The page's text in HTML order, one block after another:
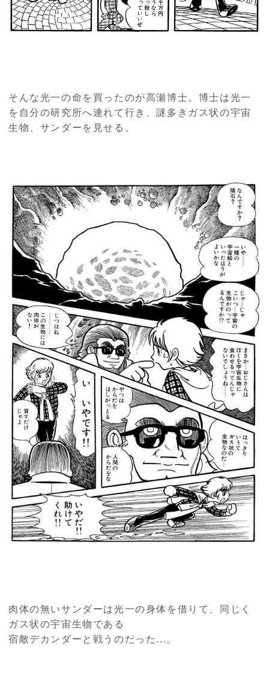
そんな光一の命を買ったのが高瀬博士。博士は光一
を自分の研究所へ連れて行き、謎多きガス状の宇宙
生物、サンダーを見せる。
肉体の無いサンダーは光一の身体を借りて、同じく
ガス状の宇宙生物である
宿敵デカンダーと戦うのだった...。